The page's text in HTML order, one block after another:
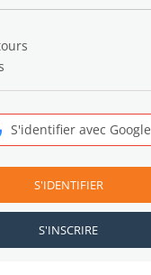
S'identifier avec Google
S'IDENTIFIER
S'INSCRIRE